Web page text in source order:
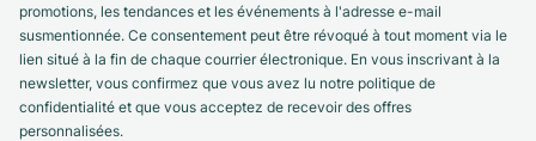
promotions, les tendances et les événements à l'adresse e-mail
susmentionnée. Ce consentement peut être révoqué à tout moment via le
lien situé à la fin de chaque courrier électronique. En vous inscrivant à la
newsletter, vous confirmez que vous avez lu notre politique de
confidentialité et que vous acceptez de recevoir des offres
personnalisées.